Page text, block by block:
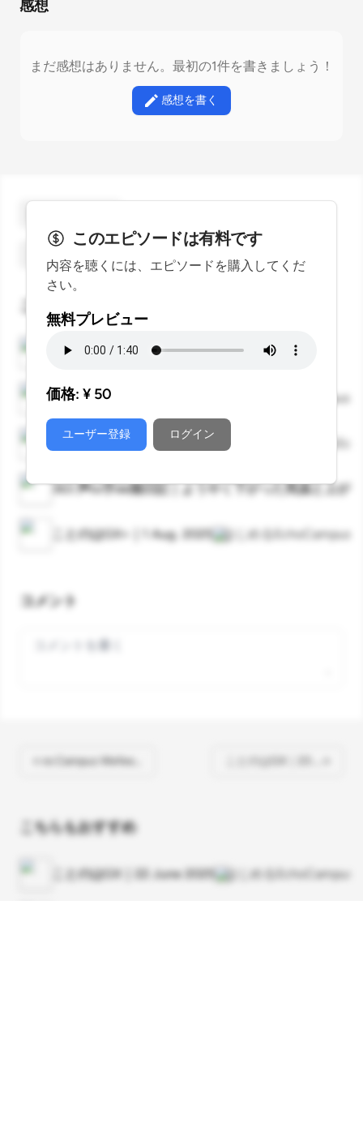
感想
まだ感想はありません。最初の1件を書きましょう！
感想を書く
ことのはGX｜24 July 2025 KOTONOHA
ことのはGX｜25 July 2025 はじめるEchoCampus
ことのは 増刊号 Vol.27｜25 July 2025 はじめる
363 声to字de隔日記｜ようやく下がった気温と上が
ことのはGX+｜1 Aug. 2025 はじめるEchoCampus
コメント
Your comment
« re:Campus Wefee…
こちらもおすすめ
ことのはGX｜22 June 2025 はじめるEchoCampus
このエピソードは有料です
内容を聴くには、エピソードを購入してくだ
さい。
無料プレビュー
価格: ¥ 50
ユーザー登録 ログイン